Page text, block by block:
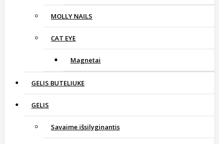
MOLLY NAILS
CAT EYE
Magnetai
GELIS BUTELIUKE
GELIS
Savaime išsilyginantis